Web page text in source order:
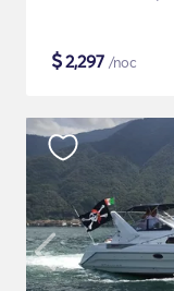
$2,297 /noc